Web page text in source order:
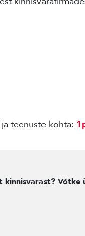
teenuste kohta:
Võtke